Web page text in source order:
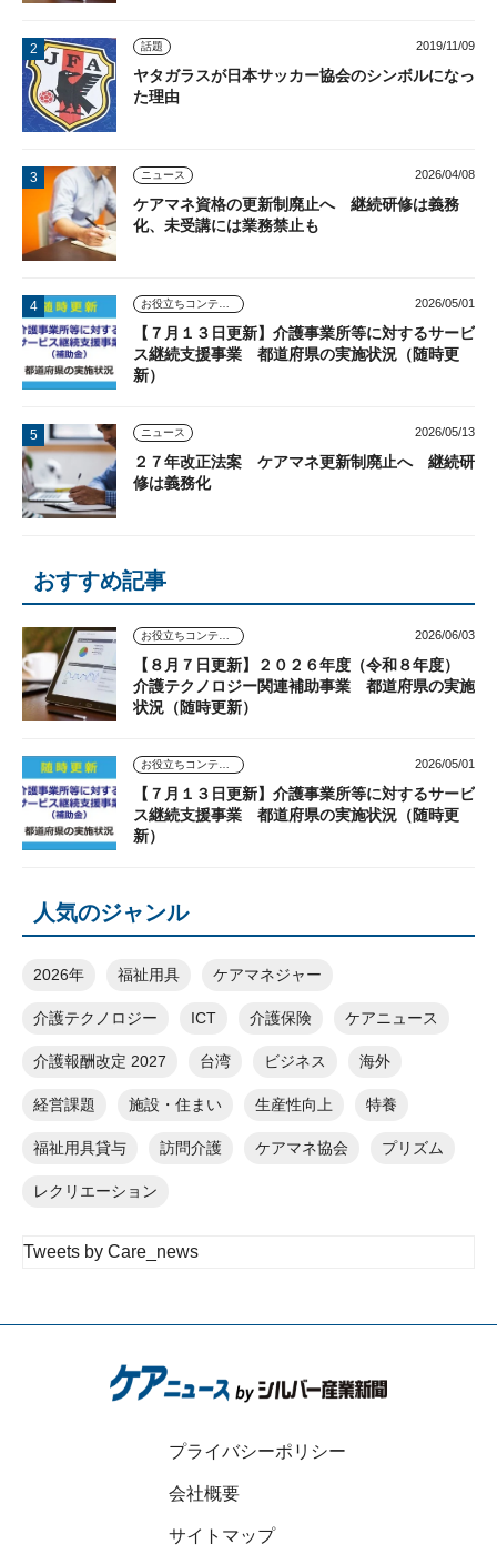
話題 2019/11/09
ヤタガラスが日本サッカー協会のシンボルになっ
た理由
ニュース 2026/04/08
ケアマネ資格の更新制廃止へ 継続研修は義務
化、未受講には業務禁止も
お役立ちコンテンツ 2026/05/01
【７月１３日更新】介護事業所等に対するサービ
ス継続支援事業 都道府県の実施状況（随時更
新）
ニュース 2026/05/13
２７年改正法案 ケアマネ更新制廃止へ 継続研
修は義務化
おすすめ記事
お役立ちコンテンツ 2026/06/03
【８月７日更新】２０２６年度（令和８年度）
介護テクノロジー関連補助事業 都道府県の実施
状況（随時更新）
お役立ちコンテンツ 2026/05/01
【７月１３日更新】介護事業所等に対するサービ
ス継続支援事業 都道府県の実施状況（随時更
新）
人気のジャンル
2026年 福祉用具 ケアマネジャー
介護テクノロジー ICT 介護保険 ケアニュース
介護報酬改定 2027 台湾 ビジネス 海外
経営課題 施設・住まい 生産性向上 特養
福祉用具貸与 訪問介護 ケアマネ協会 プリズム
レクリエーション
Tweets by Care_news
プライバシーポリシー
会社概要
サイトマップ